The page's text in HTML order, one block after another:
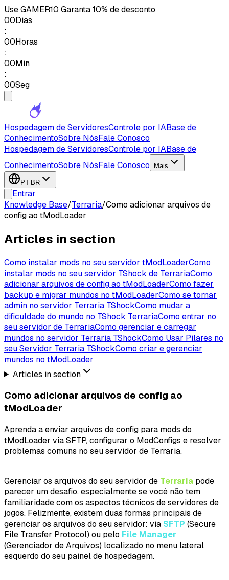
UseGAMER10 Garanta 10% de desconto
00Dias
:
00Horas
:
00Min
:
00Seg
Hospedagem de ServidoresControle por IABase de
ConhecimentoSobre NósFale Conosco
Hospedagem de ServidoresControle por IABase de
ConhecimentoSobre NósFale Conosco Mais
PT-BR
Entrar
Knowledge Base/Terraria/Como adicionar arquivos de
config ao tModLoader
Articles in section
Como instalar mods no seu servidor tModLoaderComo
instalar mods no seu servidor TShock de TerrariaComo
adicionar arquivos de config ao tModLoaderComo fazer
backup e migrar mundos no tModLoaderComo se tornar
admin no servidor Terraria TShockComo mudar a
dificuldade do mundo no TShock TerrariaComo entrar no
seu servidor de TerrariaComo gerenciar e carregar
mundos no servidor Terraria TShockComo Usar Pilares no
seu Servidor Terraria TShockComo criar e gerenciar
mundos no tModLoader
Articles in section
Como adicionar arquivos de config ao
tModLoader
Aprenda a enviar arquivos de config para mods do
tModLoader via SFTP, configurar o ModConfigs e resolver
problemas comuns no seu servidor de Terraria.
Gerenciar os arquivos do seu servidor de Terraria pode
parecer um desafio, especialmente se você não tem
familiaridade com os aspectos técnicos de servidores de
jogos. Felizmente, existem duas formas principais de
gerenciar os arquivos do seu servidor: via SFTP (Secure
File Transfer Protocol) ou pelo File Manager
(Gerenciador de Arquivos) localizado no menu lateral
esquerdo do seu painel de hospedagem.